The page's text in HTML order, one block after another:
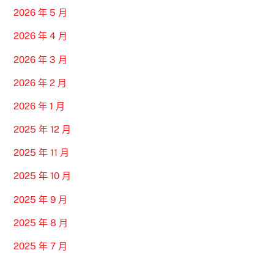
2026 年 5 月
2026 年 4 月
2026 年 3 月
2026 年 2 月
2026 年 1 月
2025 年 12 月
2025 年 11 月
2025 年 10 月
2025 年 9 月
2025 年 8 月
2025 年 7 月